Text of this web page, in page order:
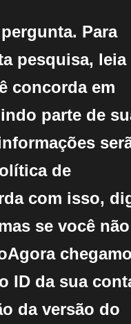
Para
pesquisa, leia
concorda em
parte de
de
com isso,
se você não
ID da sua
da versão do